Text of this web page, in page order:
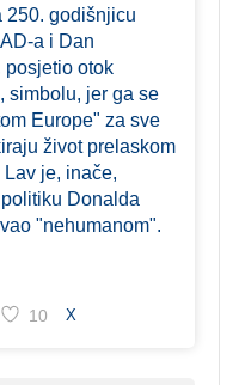
250. godišnjicu
a i Dan
posjetio otok
simbolu, jer ga se
Europe" za sve
život prelaskom
Lav je, inače,
Donalda
"nehumanom".
10 X